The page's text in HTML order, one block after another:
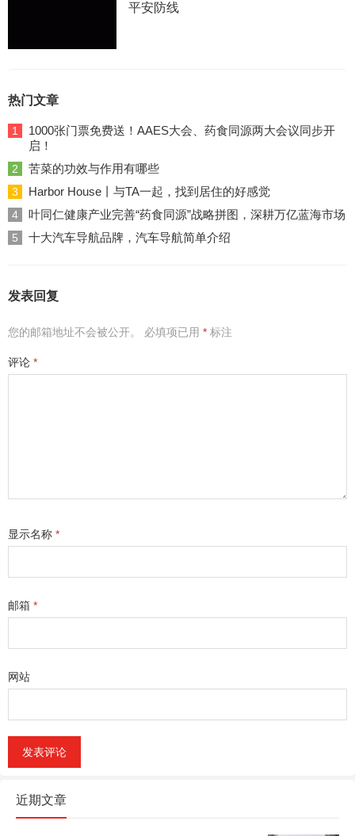
平安防线
热门文章
1
1000张门票免费送！AAES大会、药食同源两大会议同步开
启！
2 苦菜的功效与作用有哪些
3 Harbor House丨与TA一起，找到居住的好感觉
4 叶同仁健康产业完善“药食同源”战略拼图，深耕万亿蓝海市场
5 十大汽车导航品牌，汽车导航简单介绍
发表回复
您的邮箱地址不会被公开。 必填项已用 * 标注
评论 *
显示名称 *
邮箱 *
网站
近期文章